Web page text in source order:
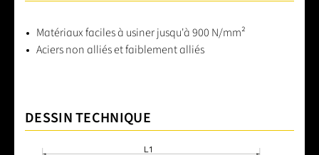
Matériaux faciles à usiner jusqu'à 900 N/mm²
Aciers non alliés et faiblement alliés
DESSIN TECHNIQUE